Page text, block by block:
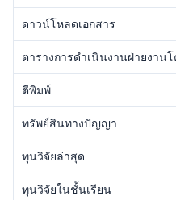
ดาวน์โหลดเอกสาร
ตารางการดำเนินงานฝ่ายงาน
ตีพิมพ์
ทรัพย์สินทางปัญญา
ทุนวิจัยล่าสุด
ทุนวิจัยในชั้นเรียน